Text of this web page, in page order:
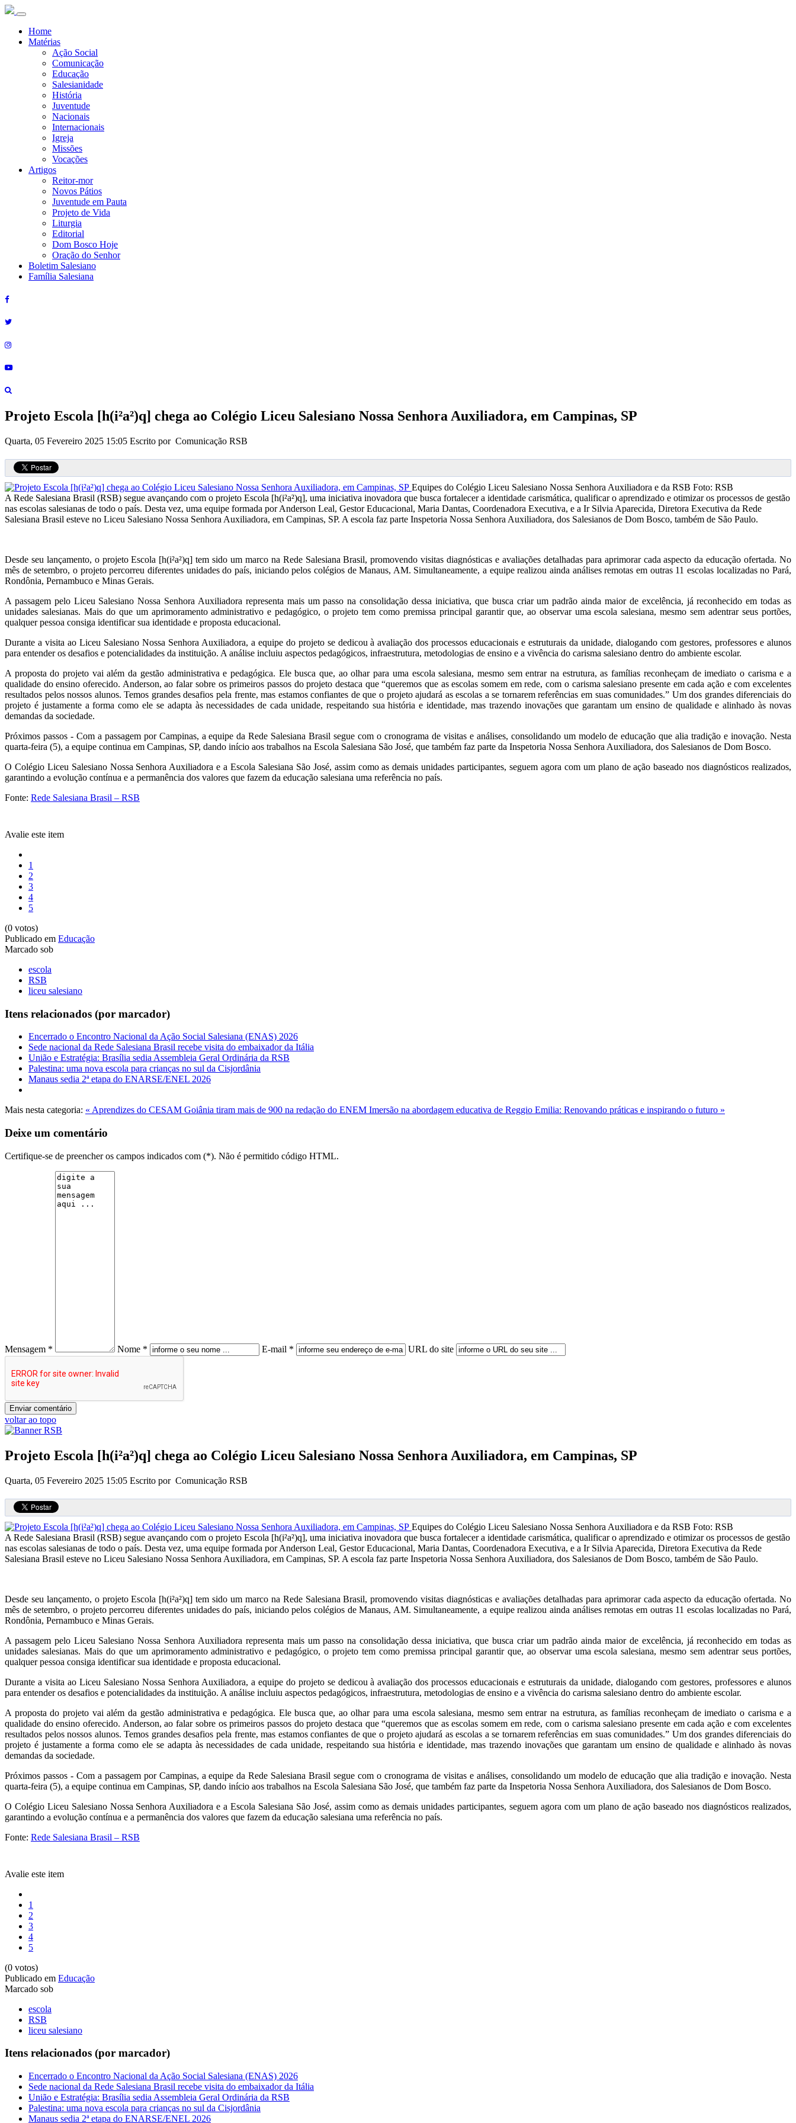
Home
Matérias
Ação Social
Comunicação
Educação
Salesianidade
História
Juventude
Nacionais
Internacionais
Igreja
Missões
Vocações
Artigos
Reitor-mor
Novos Pátios
Juventude em Pauta
Projeto de Vida
Liturgia
Editorial
Dom Bosco Hoje
Oração do Senhor
Boletim Salesiano
Família Salesiana
Projeto Escola [h(i²a²)q] chega ao Colégio Liceu Salesiano Nossa Senhora Auxiliadora, em Campinas, SP
Quarta, 05 Fevereiro 2025 15:05 Escrito por Comunicação RSB
Equipes do Colégio Liceu Salesiano Nossa Senhora Auxiliadora e da RSB Foto: RSB
A Rede Salesiana Brasil (RSB) segue avançando com o projeto Escola [h(i²a²)q], uma iniciativa inovadora que busca fortalecer a identidade carismática, qualificar o aprendizado e otimizar os processos de gestão
nas escolas salesianas de todo o país. Desta vez, uma equipe formada por Anderson Leal, Gestor Educacional, Maria Dantas, Coordenadora Executiva, e a Ir Silvia Aparecida, Diretora Executiva da Rede
Salesiana Brasil esteve no Liceu Salesiano Nossa Senhora Auxiliadora, em Campinas, SP. A escola faz parte Inspetoria Nossa Senhora Auxiliadora, dos Salesianos de Dom Bosco, também de São Paulo.
Desde seu lançamento, o projeto Escola [h(i²a²)q] tem sido um marco na Rede Salesiana Brasil, promovendo visitas diagnósticas e avaliações detalhadas para aprimorar cada aspecto da educação ofertada. No
mês de setembro, o projeto percorreu diferentes unidades do país, iniciando pelos colégios de Manaus, AM. Simultaneamente, a equipe realizou ainda análises remotas em outras 11 escolas localizadas no Pará,
Rondônia, Pernambuco e Minas Gerais.
A passagem pelo Liceu Salesiano Nossa Senhora Auxiliadora representa mais um passo na consolidação dessa iniciativa, que busca criar um padrão ainda maior de excelência, já reconhecido em todas as
unidades salesianas. Mais do que um aprimoramento administrativo e pedagógico, o projeto tem como premissa principal garantir que, ao observar uma escola salesiana, mesmo sem adentrar seus portões,
qualquer pessoa consiga identificar sua identidade e proposta educacional.
Durante a visita ao Liceu Salesiano Nossa Senhora Auxiliadora, a equipe do projeto se dedicou à avaliação dos processos educacionais e estruturais da unidade, dialogando com gestores, professores e alunos
para entender os desafios e potencialidades da instituição. A análise incluiu aspectos pedagógicos, infraestrutura, metodologias de ensino e a vivência do carisma salesiano dentro do ambiente escolar.
A proposta do projeto vai além da gestão administrativa e pedagógica. Ele busca que, ao olhar para uma escola salesiana, mesmo sem entrar na estrutura, as famílias reconheçam de imediato o carisma e a
qualidade do ensino oferecido. Anderson, ao falar sobre os primeiros passos do projeto destaca que “queremos que as escolas somem em rede, com o carisma salesiano presente em cada ação e com excelentes
resultados pelos nossos alunos. Temos grandes desafios pela frente, mas estamos confiantes de que o projeto ajudará as escolas a se tornarem referências em suas comunidades.” Um dos grandes diferenciais do
projeto é justamente a forma como ele se adapta às necessidades de cada unidade, respeitando sua história e identidade, mas trazendo inovações que garantam um ensino de qualidade e alinhado às novas
demandas da sociedade.
Próximos passos - Com a passagem por Campinas, a equipe da Rede Salesiana Brasil segue com o cronograma de visitas e análises, consolidando um modelo de educação que alia tradição e inovação. Nesta
quarta-feira (5), a equipe continua em Campinas, SP, dando início aos trabalhos na Escola Salesiana São José, que também faz parte da Inspetoria Nossa Senhora Auxiliadora, dos Salesianos de Dom Bosco.
O Colégio Liceu Salesiano Nossa Senhora Auxiliadora e a Escola Salesiana São José, assim como as demais unidades participantes, seguem agora com um plano de ação baseado nos diagnósticos realizados,
garantindo a evolução contínua e a permanência dos valores que fazem da educação salesiana uma referência no país.
Fonte: Rede Salesiana Brasil – RSB
Avalie este item
1
2
3
4
5
(0 votos)
Publicado em Educação
Marcado sob
escola
RSB
liceu salesiano
Itens relacionados (por marcador)
Encerrado o Encontro Nacional da Ação Social Salesiana (ENAS) 2026
Sede nacional da Rede Salesiana Brasil recebe visita do embaixador da Itália
União e Estratégia: Brasília sedia Assembleia Geral Ordinária da RSB
Palestina: uma nova escola para crianças no sul da Cisjordânia
Manaus sedia 2ª etapa do ENARSE/ENEL 2026
Mais nesta categoria: « Aprendizes do CESAM Goiânia tiram mais de 900 na redação do ENEM Imersão na abordagem educativa de Reggio Emilia: Renovando práticas e inspirando o futuro »
Deixe um comentário
Certifique-se de preencher os campos indicados com (*). Não é permitido código HTML.
Mensagem * Nome * E-mail * URL do site
voltar ao topo
Projeto Escola [h(i²a²)q] chega ao Colégio Liceu Salesiano Nossa Senhora Auxiliadora, em Campinas, SP
Quarta, 05 Fevereiro 2025 15:05 Escrito por Comunicação RSB
Equipes do Colégio Liceu Salesiano Nossa Senhora Auxiliadora e da RSB Foto: RSB
A Rede Salesiana Brasil (RSB) segue avançando com o projeto Escola [h(i²a²)q], uma iniciativa inovadora que busca fortalecer a identidade carismática, qualificar o aprendizado e otimizar os processos de gestão
nas escolas salesianas de todo o país. Desta vez, uma equipe formada por Anderson Leal, Gestor Educacional, Maria Dantas, Coordenadora Executiva, e a Ir Silvia Aparecida, Diretora Executiva da Rede
Salesiana Brasil esteve no Liceu Salesiano Nossa Senhora Auxiliadora, em Campinas, SP. A escola faz parte Inspetoria Nossa Senhora Auxiliadora, dos Salesianos de Dom Bosco, também de São Paulo.
Desde seu lançamento, o projeto Escola [h(i²a²)q] tem sido um marco na Rede Salesiana Brasil, promovendo visitas diagnósticas e avaliações detalhadas para aprimorar cada aspecto da educação ofertada. No
mês de setembro, o projeto percorreu diferentes unidades do país, iniciando pelos colégios de Manaus, AM. Simultaneamente, a equipe realizou ainda análises remotas em outras 11 escolas localizadas no Pará,
Rondônia, Pernambuco e Minas Gerais.
A passagem pelo Liceu Salesiano Nossa Senhora Auxiliadora representa mais um passo na consolidação dessa iniciativa, que busca criar um padrão ainda maior de excelência, já reconhecido em todas as
unidades salesianas. Mais do que um aprimoramento administrativo e pedagógico, o projeto tem como premissa principal garantir que, ao observar uma escola salesiana, mesmo sem adentrar seus portões,
qualquer pessoa consiga identificar sua identidade e proposta educacional.
Durante a visita ao Liceu Salesiano Nossa Senhora Auxiliadora, a equipe do projeto se dedicou à avaliação dos processos educacionais e estruturais da unidade, dialogando com gestores, professores e alunos
para entender os desafios e potencialidades da instituição. A análise incluiu aspectos pedagógicos, infraestrutura, metodologias de ensino e a vivência do carisma salesiano dentro do ambiente escolar.
A proposta do projeto vai além da gestão administrativa e pedagógica. Ele busca que, ao olhar para uma escola salesiana, mesmo sem entrar na estrutura, as famílias reconheçam de imediato o carisma e a
qualidade do ensino oferecido. Anderson, ao falar sobre os primeiros passos do projeto destaca que “queremos que as escolas somem em rede, com o carisma salesiano presente em cada ação e com excelentes
resultados pelos nossos alunos. Temos grandes desafios pela frente, mas estamos confiantes de que o projeto ajudará as escolas a se tornarem referências em suas comunidades.” Um dos grandes diferenciais do
projeto é justamente a forma como ele se adapta às necessidades de cada unidade, respeitando sua história e identidade, mas trazendo inovações que garantam um ensino de qualidade e alinhado às novas
demandas da sociedade.
Próximos passos - Com a passagem por Campinas, a equipe da Rede Salesiana Brasil segue com o cronograma de visitas e análises, consolidando um modelo de educação que alia tradição e inovação. Nesta
quarta-feira (5), a equipe continua em Campinas, SP, dando início aos trabalhos na Escola Salesiana São José, que também faz parte da Inspetoria Nossa Senhora Auxiliadora, dos Salesianos de Dom Bosco.
O Colégio Liceu Salesiano Nossa Senhora Auxiliadora e a Escola Salesiana São José, assim como as demais unidades participantes, seguem agora com um plano de ação baseado nos diagnósticos realizados,
garantindo a evolução contínua e a permanência dos valores que fazem da educação salesiana uma referência no país.
Fonte: Rede Salesiana Brasil – RSB
Avalie este item
1
2
3
4
5
(0 votos)
Publicado em Educação
Marcado sob
escola
RSB
liceu salesiano
Itens relacionados (por marcador)
Encerrado o Encontro Nacional da Ação Social Salesiana (ENAS) 2026
Sede nacional da Rede Salesiana Brasil recebe visita do embaixador da Itália
União e Estratégia: Brasília sedia Assembleia Geral Ordinária da RSB
Palestina: uma nova escola para crianças no sul da Cisjordânia
Manaus sedia 2ª etapa do ENARSE/ENEL 2026